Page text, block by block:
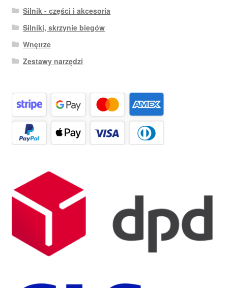
Silnik - części i akcesoria
Silniki, skrzynie biegów
Wnętrze
Zestawy narzędzi